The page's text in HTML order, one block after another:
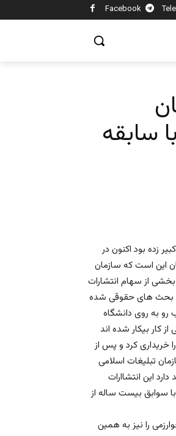
Facebook
سابقه
زده بود اکنون در
این است که سازمان
از سهام انتشارات
وارد بحث های حقوقی شده
رو به روی دانشگاه
خریداری کرد و پس از
سازمان تبلیغات اسلامی
این انتشاارات
با سوابق بیست ساله از
را نیز به همین